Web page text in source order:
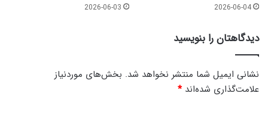
2026-06-04
2026-06-03
دیدگاهتان را بنویسید
نشانی ایمیل شما منتشر نخواهد شد. بخش‌های موردنیاز
علامت‌گذاری شده‌اند*